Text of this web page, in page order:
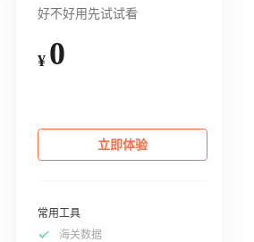
好不好用先试试看
¥ 0
立即体验
常用工具
海关数据